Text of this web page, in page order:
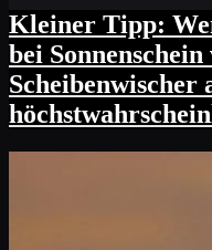
Kleiner Tipp:
bei
Scheibenwischer